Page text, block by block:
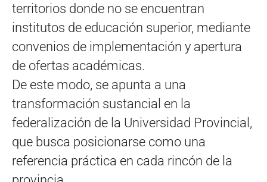
territorios donde no se encuentran
institutos de educación superior, mediante
convenios de implementación y apertura
de ofertas académicas.
De este modo, se apunta a una
transformación sustancial en la
federalización de la Universidad Provincial,
que busca posicionarse como una
referencia práctica en cada rincón de la